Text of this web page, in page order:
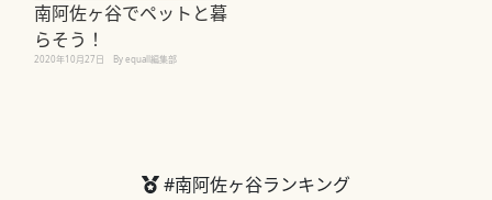
南阿佐ヶ谷でペットと暮
らそう！
2020年10月27日 By equall編集部
#南阿佐ヶ谷ランキング